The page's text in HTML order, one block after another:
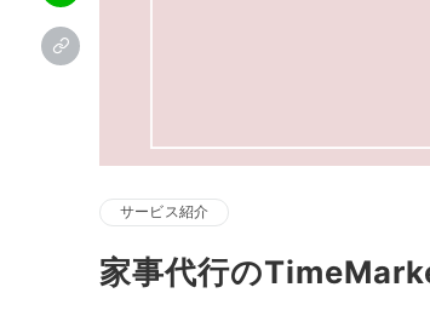
サービス紹介
家事代行の